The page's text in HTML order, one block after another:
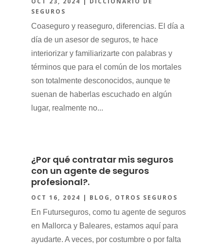
SEGUROS
Coaseguro y reaseguro, diferencias. El día a
día de un asesor de seguros, te hace
interiorizar y familiarizarte con palabras y
términos que para el común de los mortales
son totalmente desconocidos, aunque te
suenan de haberlas escuchado en algún
lugar, realmente no...
¿Por qué contratar mis seguros
con un agente de seguros
profesional?.
OCT 16, 2024 | BLOG , OTROS SEGUROS
En Futurseguros, como tu agente de seguros
en Mallorca y Baleares, estamos aquí para
ayudarte. A veces, por costumbre o por falta